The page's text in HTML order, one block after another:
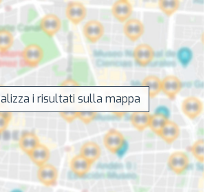
i risultati sulla mappa